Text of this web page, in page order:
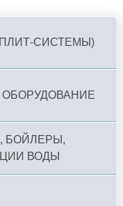
СИСТЕМЫ)
БОЙЛЕРЫ,
ВОДЫ